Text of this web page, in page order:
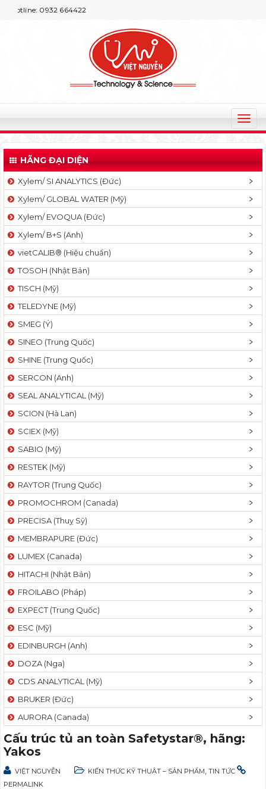
0932 664422
T
o
g
l
v
a
t
n
HÃNG ĐẠI DIỆN
Xylem/ SI ANALYTICS (Đức)
Xylem/ GLOBAL WATER (Mỹ)
Xylem/ EVOQUA (Đức)
Xylem/ B+S (Anh)
vietCALIB® (Hiệu chuẩn)
TOSOH (Nhật Bản)
TISCH (Mỹ)
TELEDYNE (Mỹ)
SMEG (Ý)
SINEO (Trung Quốc)
SHINE (Trung Quốc)
SERCON (Anh)
SEAL ANALYTICAL (Mỹ)
SCION (Hà Lan)
SCIEX (Mỹ)
SABIO (Mỹ)
RESTEK (Mỹ)
RAYTOR (Trung Quốc)
PROMOCHROM (Canada)
PRECISA (Thuỵ Sỹ)
MEMBRAPURE (Đức)
LUMEX (Canada)
HITACHI (Nhật Bản)
FROILABO (Pháp)
EXPECT (Trung Quốc)
ESC (Mỹ)
EDINBURGH (Anh)
DOZA (Nga)
CDS ANALYTICAL (Mỹ)
BRUKER (Đức)
AURORA (Canada)
Cấu trúc tủ an toàn Safetystar®, hãng:
Yakos
VIỆT NGUYỄN KIẾN THỨC KỸ THUẬT – SẢN PHẨM TIN TỨC
PERMALINK